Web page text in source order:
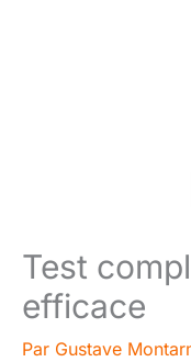
Test
efficace
Par Gustave